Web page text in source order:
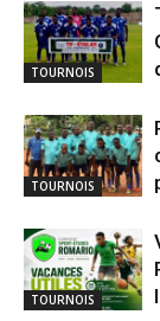
TOURNOIS
TOURNOIS
TOURNOIS